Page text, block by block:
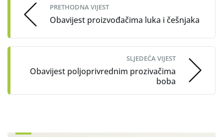
PRETHODNA VIJEST
Obavijest proizvođačima luka i češnjaka
SLJEDEĆA VIJEST
Obavijest poljoprivrednim prozivačima
boba